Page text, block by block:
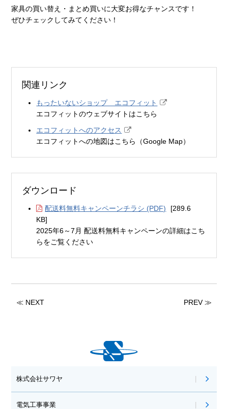
家具の買い替え・まとめ買いに大変お得なチャンスです！
ぜひチェックしてみてください！
関連リンク
もったいないショップ エコフィット
エコフィットのウェブサイトはこちら
エコフィットへのアクセス
エコフィットへの地図はこちら（Google Map）
ダウンロード
配送料無料キャンペーンチラシ (PDF)
[289.6
KB]
2025年6～7月 配送料無料キャンペーンの詳細はこち
らをご覧ください
≪ NEXT PREV ≫
株式会社サワヤ
電気工事事業